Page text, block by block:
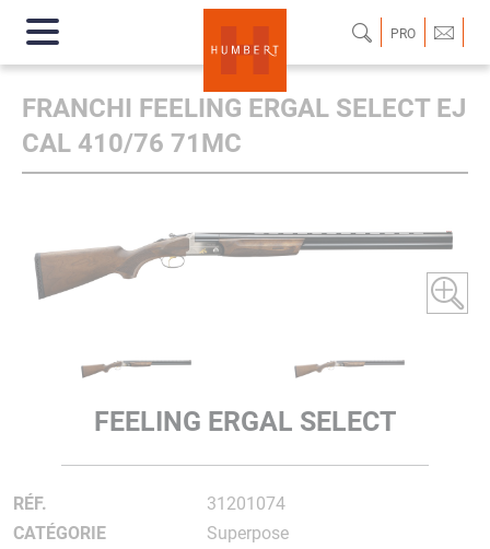
PRO
FRANCHI FEELING ERGAL SELECT EJ
CAL 410/76 71MC
FEELING ERGAL SELECT
RÉF.
31201074
CATÉGORIE
Superpose